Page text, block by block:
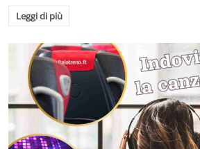
Leggi di più